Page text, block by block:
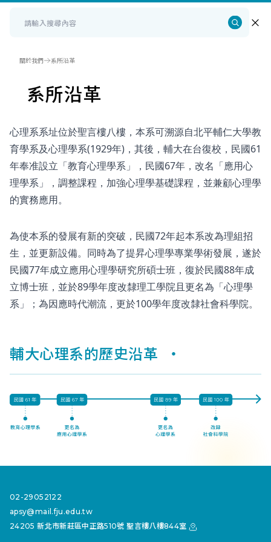
關於我們 系所沿革
系所沿革
心理系系址位於聖言樓八樓，本系可溯源自北平輔仁大學教
育學系及心理學系(1929年)，其後，輔大在台復校，民國61
年奉准設立「教育心理學系」，民國67年，改名「應用心
理學系」，調整課程，加強心理學基礎課程，並兼顧心理學
的實務應用。
為使本系的發展有新的突破，民國72年起本系改為理組招
生，並更新設備。同時為了提昇心理學專業學術發展，遂於
民國77年成立應用心理學研究所碩士班，復於民國88年成
立博士班，並於89學年度改隸理工學院且更名為「心理學
系」；為因應時代潮流，更於100學年度改隸社會科學院。
輔大心理系的歷史沿革
02-29052122
apsy@mail.fju.edu.tw
24205 新北市新莊區中正路510號 聖言樓八樓844室